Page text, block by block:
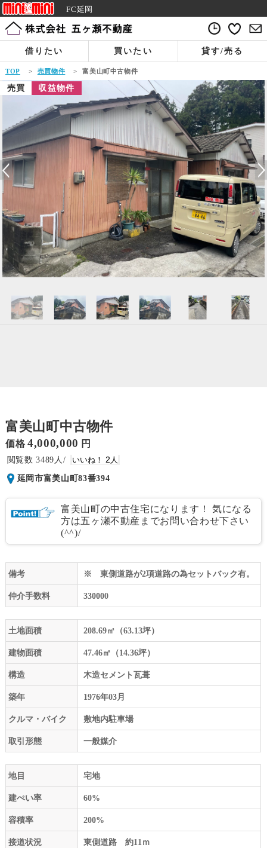
FC延岡
借りたい 買いたい 貸す/売る
TOP > 売買物件 > 富美山町中古物件
売買 収益物件
富美山町中古物件
価格 4,000,000 円
3489
2
延岡市富美山町83番394
富美山町の中古住宅になります！ 気になる
方は五ヶ瀬不動産までお問い合わせ下さい
(^^)/
備考 ※ 東側道路が2項道路の為セットバック有。
仲介手数料 330000
土地面積 208.69㎡（63.13坪）
建物面積 47.46㎡（14.36坪）
構造 木造セメント瓦葺
築年 1976年03月
クルマ・バイク 敷地内駐車場
取引形態 一般媒介
地目 宅地
建ぺい率 60%
容積率 200%
接道状況 東側道路 約11ｍ